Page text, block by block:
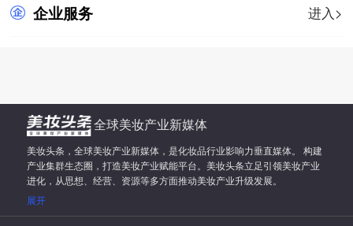
企业服务 进入>
全球美妆产业新媒体
美妆头条，全球美妆产业新媒体，是化妆品行业影响力垂直媒体。 构建
产业集群生态圈，打造美妆产业赋能平台。美妆头条立足引领美妆产业
进化，从思想、经营、资源等多方面推动美妆产业升级发展。
展开